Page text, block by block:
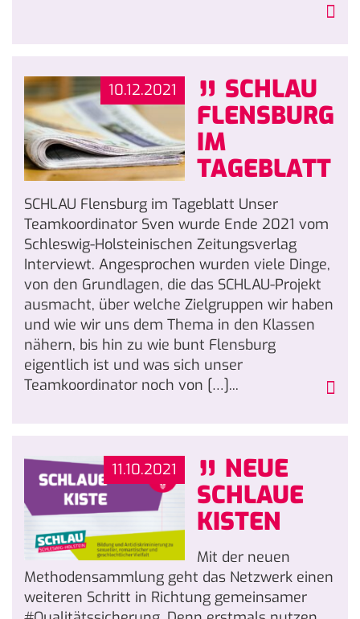
10.12.2021 „ SCHLAU
FLENSBURG
IM
TAGEBLATT
SCHLAU Flensburg im Tageblatt Unser
Teamkoordinator Sven wurde Ende 2021 vom
Schleswig-Holsteinischen Zeitungsverlag
Interviewt. Angesprochen wurden viele Dinge,
von den Grundlagen, die das SCHLAU-Projekt
ausmacht, über welche Zielgruppen wir haben
und wie wir uns dem Thema in den Klassen
nähern, bis hin zu wie bunt Flensburg
eigentlich ist und was sich unser
Teamkoordinator noch von […]...
11.10.2021 „ NEUE
SCHLAUE
KISTEN
Mit der neuen
Methodensammlung geht das Netzwerk einen
weiteren Schritt in Richtung gemeinsamer